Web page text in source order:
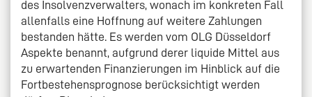
des Insolvenzverwalters, wonach im konkreten Fall
allenfalls eine Hoffnung auf weitere Zahlungen
bestanden hätte. Es werden vom OLG Düsseldorf
Aspekte benannt, aufgrund derer liquide Mittel aus
zu erwartenden Finanzierungen im Hinblick auf die
Fortbestehensprognose berücksichtigt werden